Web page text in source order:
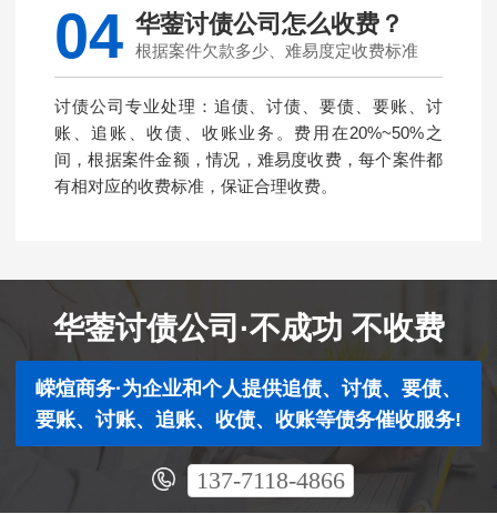
04 华蓥讨债公司怎么收费？
根据案件欠款多少、难易度定收费标准
讨债公司专业处理：追债、讨债、要债、要账、讨
账、追账、收债、收账业务。费用在20%~50%之
间，根据案件金额，情况，难易度收费，每个案件都
有相对应的收费标准，保证合理收费。
华蓥讨债公司·不成功 不收费
嵘煊商务·为企业和个人提供追债、讨债、要债、
要账、讨账、追账、收债、收账等债务催收服务!
137-7118-4866